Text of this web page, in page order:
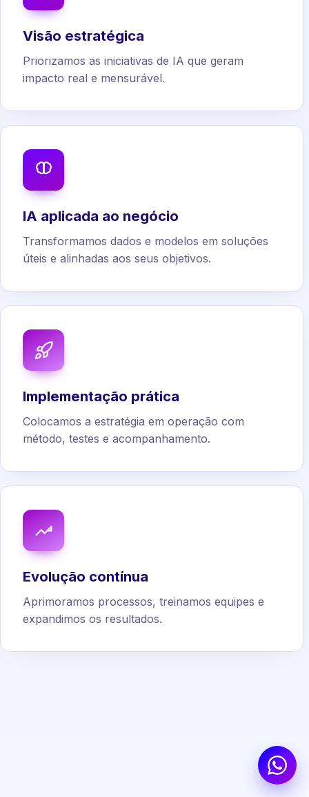
Visão estratégica
Priorizamos as iniciativas de IA que geram
impacto real e mensurável.
IA aplicada ao negócio
Transformamos dados e modelos em soluções
úteis e alinhadas aos seus objetivos.
Implementação prática
Colocamos a estratégia em operação com
método, testes e acompanhamento.
Evolução contínua
Aprimoramos processos, treinamos equipes e
expandimos os resultados.